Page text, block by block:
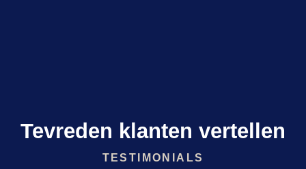
Tevreden klanten vertellen
TESTIMONIALS